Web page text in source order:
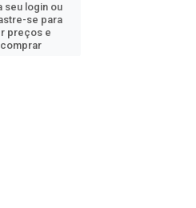
seu login ou
se para
preços e
comprar